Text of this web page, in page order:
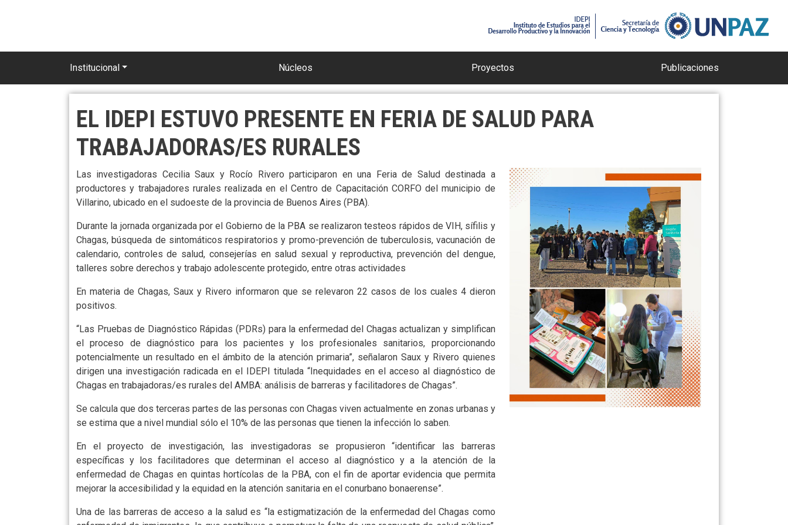
Main navigation
Institucional Núcleos Proyectos Publicaciones
EL IDEPI ESTUVO PRESENTE EN FERIA DE SALUD PARA
TRABAJADORAS/ES RURALES
Las investigadoras Cecilia Saux y Rocío Rivero participaron en una Feria de Salud destinada a
productores y trabajadores rurales realizada en el Centro de Capacitación CORFO del municipio de
Villarino, ubicado en el sudoeste de la provincia de Buenos Aires (PBA).
Durante la jornada organizada por el Gobierno de la PBA se realizaron testeos rápidos de VIH, sífilis y
Chagas, búsqueda de sintomáticos respiratorios y promo-prevención de tuberculosis, vacunación de
calendario, controles de salud, consejerías en salud sexual y reproductiva, prevención del dengue,
talleres sobre derechos y trabajo adolescente protegido, entre otras actividades
En materia de Chagas, Saux y Rivero informaron que se relevaron 22 casos de los cuales 4 dieron
positivos.
“Las Pruebas de Diagnóstico Rápidas (PDRs) para la enfermedad del Chagas actualizan y simplifican
el proceso de diagnóstico para los pacientes y los profesionales sanitarios, proporcionando
potencialmente un resultado en el ámbito de la atención primaria”, señalaron Saux y Rivero quienes
dirigen una investigación radicada en el IDEPI titulada “Inequidades en el acceso al diagnóstico de
Chagas en trabajadoras/es rurales del AMBA: análisis de barreras y facilitadores de Chagas”.
Se calcula que dos terceras partes de las personas con Chagas viven actualmente en zonas urbanas y
se estima que a nivel mundial sólo el 10% de las personas que tienen la infección lo saben.
En el proyecto de investigación, las investigadoras se propusieron “identificar las barreras
específicas y los facilitadores que determinan el acceso al diagnóstico y a la atención de la
enfermedad de Chagas en quintas hortícolas de la PBA, con el fin de aportar evidencia que permita
mejorar la accesibilidad y la equidad en la atención sanitaria en el conurbano bonaerense”.
Una de las barreras de acceso a la salud es “la estigmatización de la enfermedad del Chagas como